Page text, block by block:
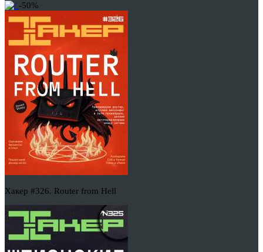
-50%
Хакер #326. Router from Hell